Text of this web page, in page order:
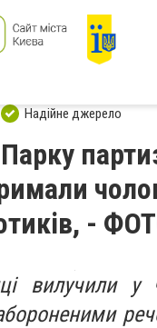
Надійне джерело
-
вилучили у